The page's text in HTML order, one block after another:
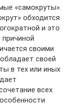
«самокруты».
обходится
и это
своими
своей
в тех или иных
всех